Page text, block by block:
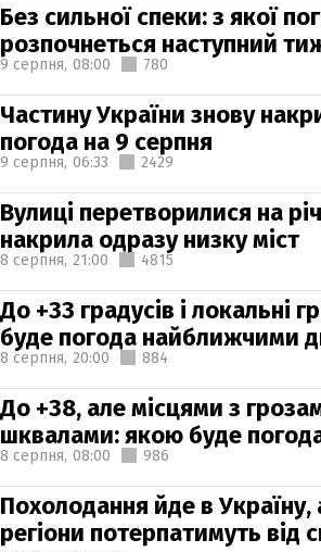
Без сильної спеки: з якої
розпочнеться наступний
9 серпня, 08:00 780
Частину України знову
погода на 9 серпня
9 серпня, 06:33 2429
Вулиці перетворилися на
накрила одразу низку міст
8 серпня, 21:00 4815
До +33 градусів і локальні
буде погода найближчими
8 серпня, 20:00 884
До +38, але місцями з
шквалами: якою буде
8 серпня, 08:00 986
Похолодання йде в Україну,
регіони потерпатимуть від